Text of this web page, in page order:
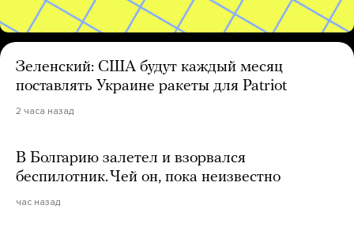
Зеленский: США будут каждый месяц
поставлять Украине ракеты для Patriot
2 часа назад
В Болгарию залетел и взорвался
беспилотник. Чей он, пока неизвестно
час назад